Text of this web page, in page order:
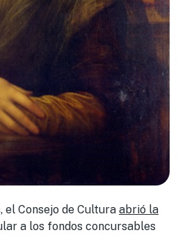
el Consejo de Cultura abrió la
a los fondos concursables